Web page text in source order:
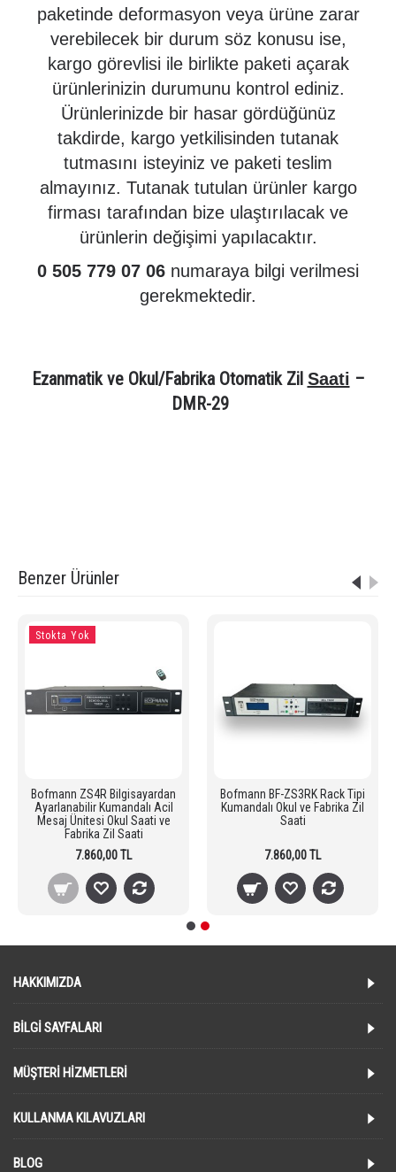
paketinde deformasyon veya ürüne zarar
verebilecek bir durum söz konusu ise,
kargo görevlisi ile birlikte paketi açarak
ürünlerinizin durumunu kontrol ediniz.
Ürünlerinizde bir hasar gördüğünüz
takdirde, kargo yetkilisinden tutanak
tutmasını isteyiniz ve paketi teslim
almayınız. Tutanak tutulan ürünler kargo
firması tarafından bize ulaştırılacak ve
ürünlerin değişimi yapılacaktır.
0 505 779 07 06 numaraya bilgi verilmesi
gerekmektedir.
Ezanmatik ve Okul/Fabrika Otomatik Zil Saati –
DMR-29
Benzer Ürünler
Stokta Yok
Bofmann ZS4R Bilgisayardan
Ayarlanabilir Kumandalı Acil
Mesaj Ünitesi Okul Saati ve
Fabrika Zil Saati
7.860,00 TL
Bofmann BF-ZS3RK Rack Tipi
Kumandalı Okul ve Fabrika Zil
Saati
7.860,00 TL
HAKKIMIZDA
BILGI SAYFALARI
MÜŞTERI HIZMETLERI
KULLANMA KILAVUZLARI
BLOG